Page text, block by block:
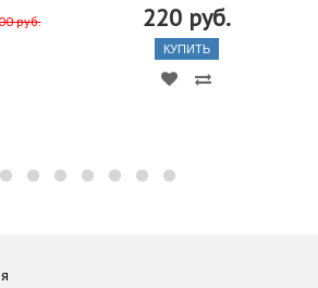
руб. 220 руб.
КУПИТЬ